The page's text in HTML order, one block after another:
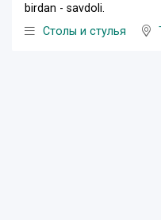
birdan - savdoli.
Столы и стулья